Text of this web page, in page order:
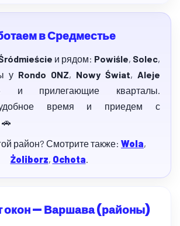
в Средместье
и рядом: Powiśle, Solec,
у Rondo ONZ, Nowy Świat, Aleje
и прилегающие кварталы.
время и приедем с
район? Смотрите также: Wola,
Żoliborz, Ochota.
окон — Варшава (районы)